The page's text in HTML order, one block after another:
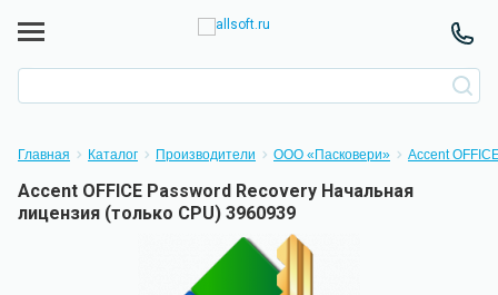
Главная Каталог Производители ООО «Пасковери» Accent
Accent OFFICE Password Recovery Начальная
лицензия (только CPU) 3960939